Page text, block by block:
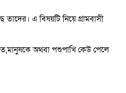
এ বিষয়টি নিয়ে গ্রামবাসী
অথবা পশুপাখি কেউ পেলে